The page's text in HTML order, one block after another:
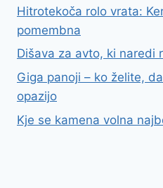
Hitrotekoča rolo vrata:
pomembna
Dišava za avto, ki naredi
Giga panoji – ko želite,
opazijo
Kje se kamena volna